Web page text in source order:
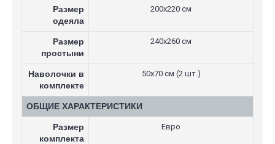
Размер
одеяла
200х220 см
Размер
простыни
240х260 см
Наволочки в
комплекте
50х70 см (2 шт.)
ОБЩИЕ ХАРАКТЕРИСТИКИ
Размер
комплекта
Евро